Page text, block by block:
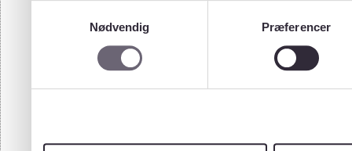
Nødvendig
Præferencer
96
99